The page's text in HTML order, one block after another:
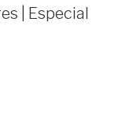
| Especial